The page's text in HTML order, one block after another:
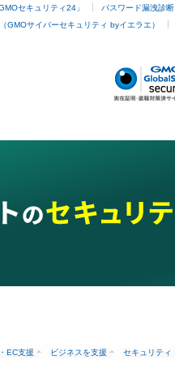
セキュリティ24」 パスワード漏洩診断
GMOサイバーセキュリティ byイエラエ）
EC支援 ビジネスを支援 セキュリティ